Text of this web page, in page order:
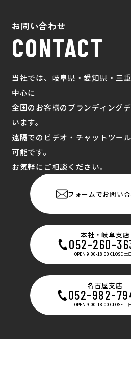
お問い合わせ
CONTACT
当社では、岐阜県・愛知県・三
中心に
全国のお客様のブランディング
います。
遠隔でのビデオ・チャットツー
可能です。
お気軽にご相談ください。
フォームでお問い
本社・岐阜支店
052-260-
OPEN 9:00-18:00 CLOSE 土
名古屋支店
052-982-
OPEN 9:00-18:00 CLOSE 土